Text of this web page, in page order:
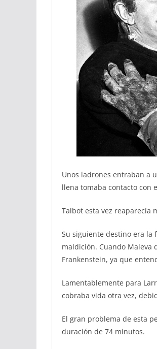
Unos ladrones entraban a
llena tomaba contacto con
Talbot esta vez reaparecía
Su siguiente destino era la
maldición. Cuando Maleva
Frankenstein, ya que
Lamentablemente para
cobraba vida otra vez,
El gran problema de esta
duración de 74 minutos.